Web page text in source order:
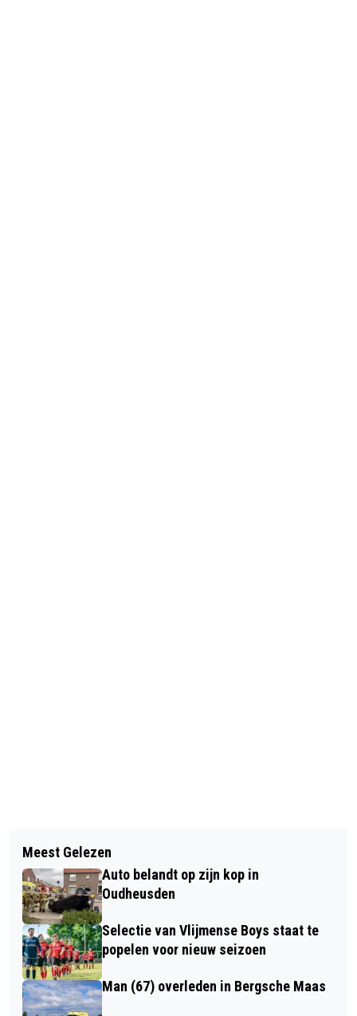
PORTUGESE AANVALLER KEYAN
VARELA KIEST VOOR RKC WAALWIJK
AUTOMOBILIST OVERLEDEN NA
BOTSING TEGEN BOOM
Meest Gelezen
Auto belandt op zijn kop in
Oudheusden
Selectie van Vlijmense Boys staat te
popelen voor nieuw seizoen
Man (67) overleden in Bergsche Maas